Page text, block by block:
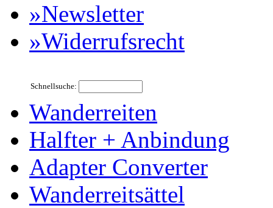
»Newsletter
»Widerrufsrecht
Schnellsuche:
Wanderreiten
Halfter + Anbindung
Adapter Converter
Wanderreitsättel